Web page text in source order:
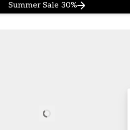
Summer Sale 30%
Loading…